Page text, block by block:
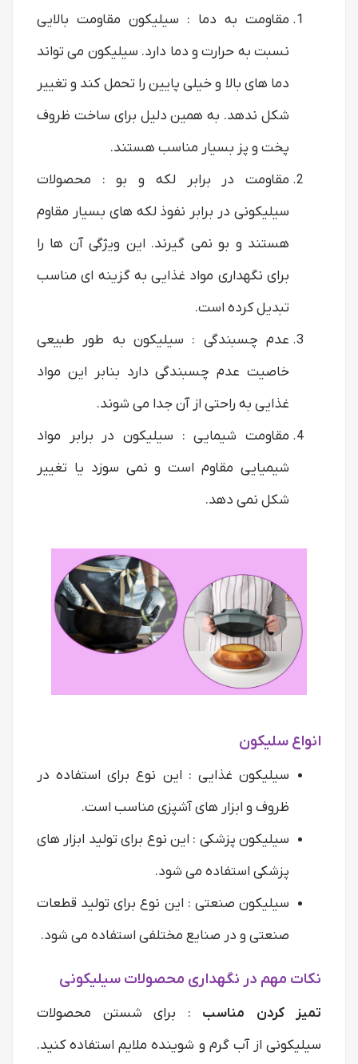
مقاومت به دما : سیلیکون مقاومت بالایی
نسبت به حرارت و دما دارد. سیلیکون می تواند
دما های بالا و خیلی پایین را تحمل کند و تغییر
شکل ندهد. به همین دلیل برای ساخت ظروف
پخت و پز بسیار مناسب هستند.
مقاومت در برابر لکه و بو : محصولات
سیلیکونی در برابر نفوذ لکه های بسیار مقاوم
هستند و بو نمی گیرند. این ویژگی آن ها را
برای نگهداری مواد غذایی به گزینه ای مناسب
تبدیل کرده است.
عدم چسبندگی : سیلیکون به طور طبیعی
خاصیت عدم چسبندگی دارد بنابر این مواد
غذایی به راحتی از آن جدا می شوند.
مقاومت شیمایی : سیلیکون در برابر مواد
شیمیایی مقاوم است و نمی سوزد یا تغییر
شکل نمی دهد.
انواع سلیکون
سیلیکون غذایی : این نوع برای استفاده در
ظروف و ابزار های آشپزی مناسب است.
سیلیکون پزشکی : این نوع برای تولید ابزار های
پزشکی استفاده می شود.
سیلیکون صنعتی : این نوع برای تولید قطعات
صنعتی و در صنایع مختلفی استفاده می شود.
نکات مهم در نگهداری محصولات سیلیکونی
تمیز کردن مناسب : برای شستن محصولات
سیلیکونی از آب گرم و شوینده ملایم استفاده کنید.